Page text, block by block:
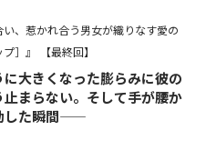
、惹かれ合う男女が織りなす愛の
］』
【最終回】
大きくなった膨らみに彼の
まらない。そして手が腰か
た瞬間――